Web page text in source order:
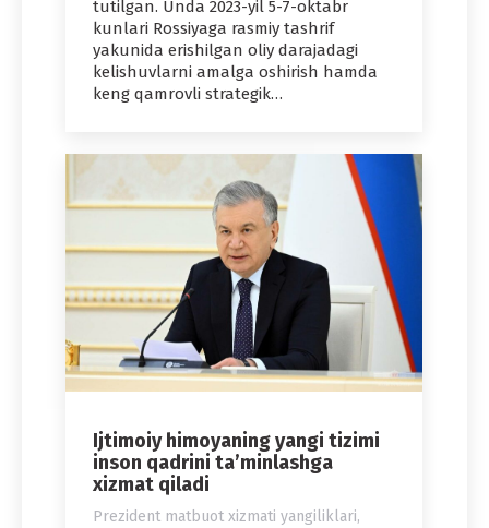
tutilgan. Unda 2023-yil 5-7-oktabr
kunlari Rossiyaga rasmiy tashrif
yakunida erishilgan oliy darajadagi
kelishuvlarni amalga oshirish hamda
keng qamrovli strategik…
Ijtimoiy himoyaning yangi tizimi
inson qadrini ta’minlashga
xizmat qiladi
Prezident matbuot xizmati yangiliklari,